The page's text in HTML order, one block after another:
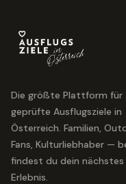
Die größte Plattform für
geprüfte Ausflugsziele in
Österreich. Familien,
Fans, Kulturliebhaber —
findest du dein nächstes
Erlebnis.